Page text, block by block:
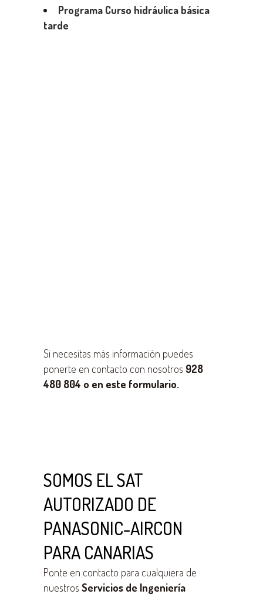
Programa Curso hidráulica básica
tarde
Si necesitas más información puedes
ponerte en contacto con nosotros 928
480 804 o en este formulario.
SOMOS EL SAT
AUTORIZADO DE
PANASONIC-AIRCON
PARA CANARIAS
Ponte en contacto para cualquiera de
nuestros Servicios de Ingeniería